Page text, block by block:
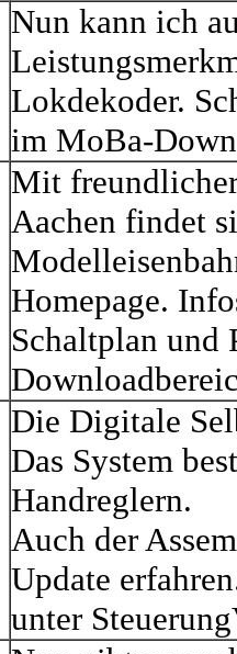
Nun kann ich
Lokdekoder.
im MoBa-
Mit
Aachen findet
Homepage.
Schaltplan
Die Digitale
Das System
Handreglern.
Auch der
Update
unter